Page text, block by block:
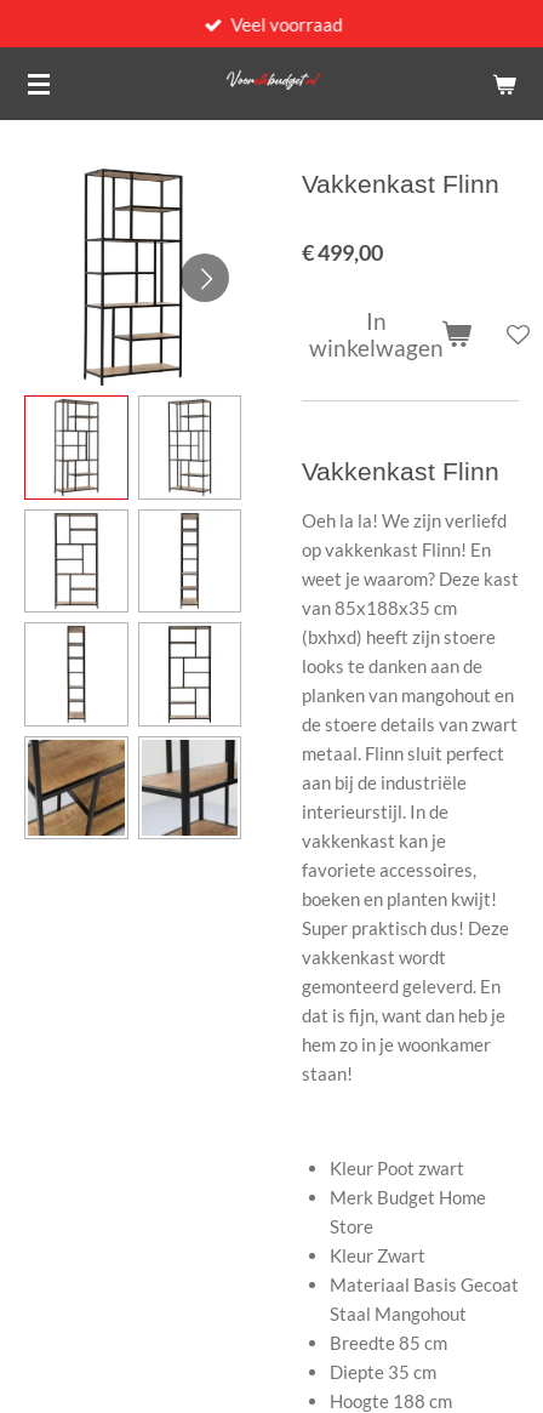
direct
naar
Veel voorraad
Vakkenkast Flinn
€ 499,00
In
winkelwagen
Vakkenkast Flinn
Oeh la la! We zijn verliefd
op vakkenkast Flinn! En
weet je waarom? Deze kast
van 85x188x35 cm
(bxhxd) heeft zijn stoere
looks te danken aan de
planken van mangohout en
de stoere details van zwart
metaal. Flinn sluit perfect
aan bij de industriële
interieurstijl. In de
vakkenkast kan je
favoriete accessoires,
boeken en planten kwijt!
Super praktisch dus! Deze
vakkenkast wordt
gemonteerd geleverd. En
dat is fijn, want dan heb je
hem zo in je woonkamer
staan!
Kleur Poot zwart
Merk Budget Home
Store
Kleur Zwart
Materiaal Basis Gecoat
Staal Mangohout
Breedte85 cm
Diepte 35 cm
Hoogte 188 cm